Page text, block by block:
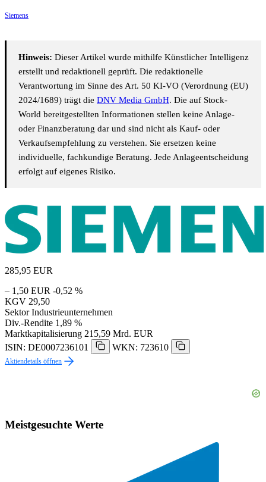
Siemens
Hinweis: Dieser Artikel wurde mithilfe Künstlicher Intelligenz
erstellt und redaktionell geprüft. Die redaktionelle
Verantwortung im Sinne des Art. 50 KI-VO (Verordnung (EU)
2024/1689) trägt die DNV Media GmbH. Die auf Stock-
World bereitgestellten Informationen stellen keine Anlage-
oder Finanzberatung dar und sind nicht als Kauf- oder
Verkaufsempfehlung zu verstehen. Sie ersetzen keine
individuelle, fachkundige Beratung. Jede Anlageentscheidung
erfolgt auf eigenes Risiko.
285,95 EUR
– 1,50 EUR -0,52 %
KGV 29,50
Sektor Industrieunternehmen
Div.-Rendite 1,89 %
Marktkapitalisierung 215,59 Mrd. EUR
ISIN: DE0007236101
WKN: 723610
Aktiendetails öffnen
Meistgesuchte Werte